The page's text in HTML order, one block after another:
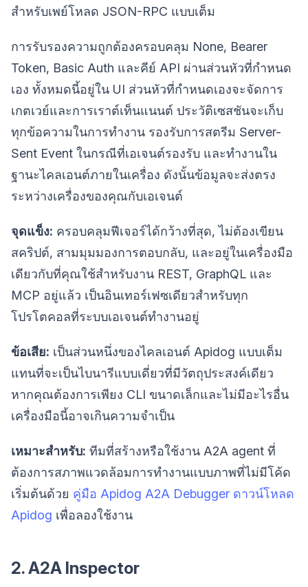
สำหรับเพย์โหลด JSON-RPC แบบเต็ม
การรับรองความถูกต้องครอบคลุม None, Bearer
Token, Basic Auth และคีย์ API ผ่านส่วนหัวที่กำหนด
เอง ทั้งหมดนี้อยู่ใน UI ส่วนหัวที่กำหนดเองจะจัดการ
เกตเวย์และการเราต์เท็นแนนต์ ประวัติเซสชันจะเก็บ
ทุกข้อความในการทำงาน รองรับการสตรีม Server-
Sent Event ในกรณีที่เอเจนต์รองรับ และทำงานใน
ฐานะไคลเอนต์ภายในเครื่อง ดังนั้นข้อมูลจะส่งตรง
ระหว่างเครื่องของคุณกับเอเจนต์
จุดแข็ง: ครอบคลุมฟีเจอร์ได้กว้างที่สุด, ไม่ต้องเขียน
สคริปต์, สามมุมมองการตอบกลับ, และอยู่ในเครื่องมือ
เดียวกับที่คุณใช้สำหรับงาน REST, GraphQL และ
MCP อยู่แล้ว เป็นอินเทอร์เฟซเดียวสำหรับทุก
โปรโตคอลที่ระบบเอเจนต์ทำงานอยู่
ข้อเสีย: เป็นส่วนหนึ่งของไคลเอนต์ Apidog แบบเต็ม
แทนที่จะเป็นไบนารีแบบเดี่ยวที่มีวัตถุประสงค์เดียว
หากคุณต้องการเพียง CLI ขนาดเล็กและไม่มีอะไรอื่น
เครื่องมือนี้อาจเกินความจำเป็น
เหมาะสำหรับ: ทีมที่สร้างหรือใช้งาน A2A agent ที่
ต้องการสภาพแวดล้อมการทำงานแบบภาพที่ไม่มีโค้ด
เริ่มต้นด้วย คู่มือ Apidog A2A Debugger ดาวน์โหลด
Apidog เพื่อลองใช้งาน
2. A2A Inspector